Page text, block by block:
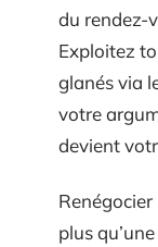
du rendez-
Exploitez
glanés via
votre
devient
Renégocier
plus